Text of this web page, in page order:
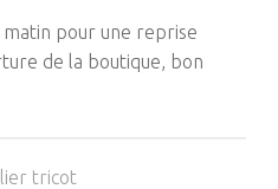
pour une reprise
de la boutique, bon
tricot